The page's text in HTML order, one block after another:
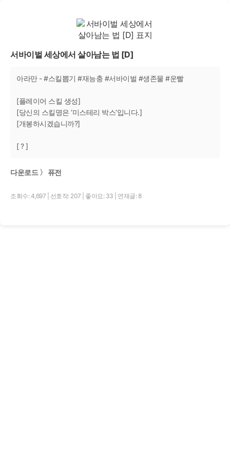
서바이벌 세상에서 살아남는 법 [D]
아라만 - #스킬뽑기 #재능충 #서바이벌 #생존물 #운빨
[플레이어 스킬 생성]
[당신의 스킬명은 ‘미스테리 박스’입니다.]
[개봉하시겠습니까?]
[ ? ]
다운로드 〉 퓨전
조회수: 4,697 선호작: 207 좋아요: 33 연재글: 8